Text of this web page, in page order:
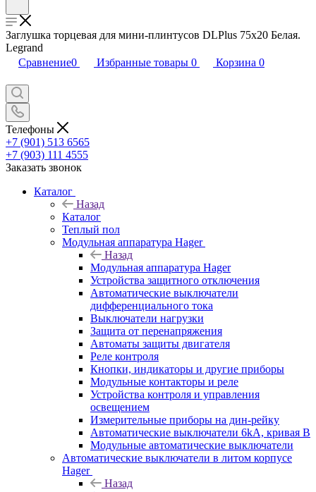
Заглушка торцевая для мини-плинтусов DLPlus 75х20 Белая.
Legrand
Сравнение0 Избранные товары 0 Корзина 0
Телефоны
+7 (901) 513 6565
+7 (903) 111 4555
Заказать звонок
Каталог
Назад
Каталог
Теплый пол
Модульная аппаратура Hager
Назад
Модульная аппаратура Hager
Устройства защитного отключения
Автоматические выключатели
дифференциального тока
Выключатели нагрузки
Защита от перенапряжения
Автоматы защиты двигателя
Реле контроля
Кнопки, индикаторы и другие приборы
Модульные контакторы и реле
Устройства контроля и управления
освещением
Измерительные приборы на дин-рейку
Автоматические выключатели 6kA, кривая В
Модульные автоматические выключатели
Автоматические выключатели в литом корпусе
Hager
Назад